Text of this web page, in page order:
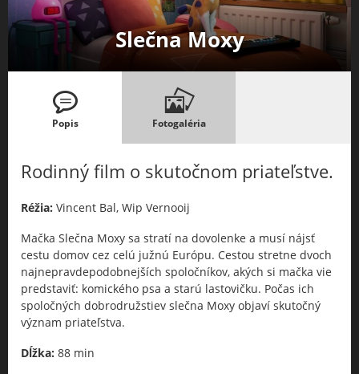
Slečna Moxy
Popis Fotogaléria
Rodinný film o skutočnom priateľstve.
Réžia: Vincent Bal, Wip Vernooij
Mačka Slečna Moxy sa stratí na dovolenke a musí nájsť
cestu domov cez celú južnú Európu. Cestou stretne dvoch
najnepravdepodobnejších spoločníkov, akých si mačka vie
predstaviť: komického psa a starú lastovičku. Počas ich
spoločných dobrodružstiev slečna Moxy objaví skutočný
význam priateľstva.
Dĺžka: 88 min